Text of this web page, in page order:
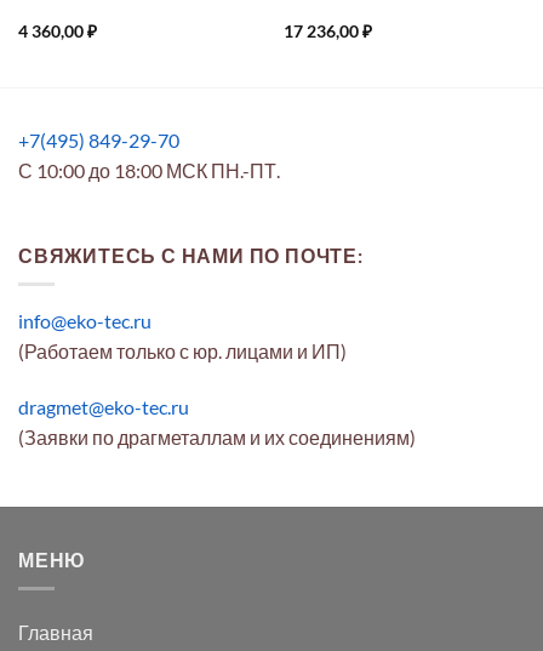
4 360,00₽ 17 236,00₽
+7(495) 849-29-70
С 10:00 до 18:00 МСК ПН.-ПТ.
СВЯЖИТЕСЬ С НАМИ ПО ПОЧТЕ:
info@eko-tec.ru
(Работаем только с юр. лицами и ИП)
dragmet@eko-tec.ru
(Заявки по драгметаллам и их соединениям)
МЕНЮ
Главная